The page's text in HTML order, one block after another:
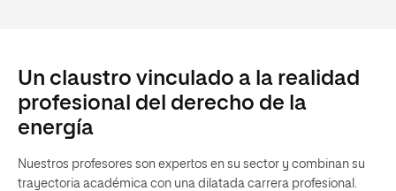
Un claustro vinculado a la realidad
profesional del derecho de la
energía
Nuestros profesores son expertos en su sector y combinan su
trayectoria académica con una dilatada carrera profesional.